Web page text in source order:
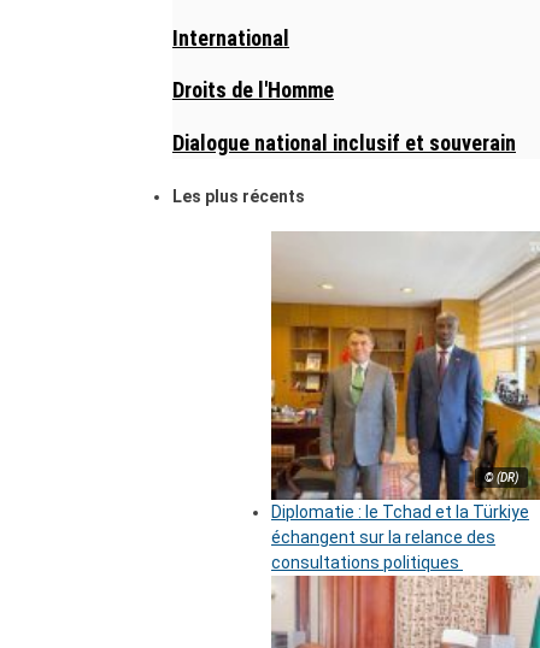
International
Droits de l'Homme
Dialogue national inclusif et souverain
Les plus récents
© (DR)
Diplomatie : le Tchad et la Türkiye
échangent sur la relance des
consultations politiques